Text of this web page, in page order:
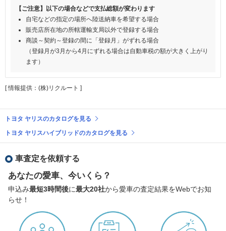
【ご注意】以下の場合などで支払総額が変わります
自宅などの指定の場所へ陸送納車を希望する場合
販売店所在地の所轄運輸支局以外で登録する場合
商談～契約～登録の間に「登録月」がずれる場合
（登録月が3月から4月にずれる場合は自動車税の額が大きく上がり
ます）
[ 情報提供：(株)リクルート ]
トヨタ ヤリスのカタログを見る
トヨタ ヤリスハイブリッドのカタログを見る
車査定を依頼する
あなたの愛車、今いくら？
申込み最短3時間後に最大20社から愛車の査定結果をWebでお知
らせ！